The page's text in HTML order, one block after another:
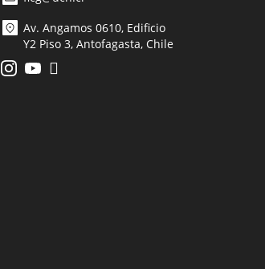
Av. Angamos 0610, Edificio
Y2 Piso 3, Antofagasta, Chile